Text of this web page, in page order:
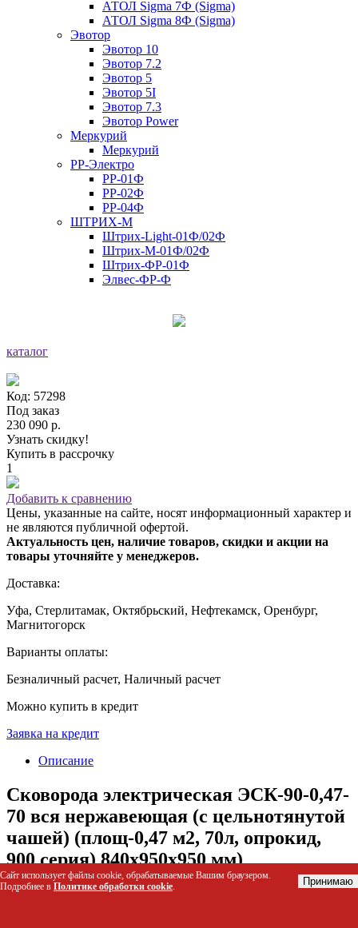
АТОЛ Sigma 7Ф (Sigma)
АТОЛ Sigma 8Ф (Sigma)
Эвотор
Эвотор 10
Эвотор 7.2
Эвотор 5
Эвотор 5I
Эвотор 7.3
Эвотор Power
Меркурий
Меркурий
РР-Электро
РР-01Ф
РР-02Ф
РР-04Ф
ШТРИХ-М
Штрих-Light-01Ф/02Ф
Штрих-М-01Ф/02Ф
Штрих-ФР-01Ф
Элвес-ФР-Ф
каталог
Код: 57298
Под заказ
230 090 р.
Узнать скидку!
Купить в рассрочку
1
Добавить к сравнению
Цены, указанные на сайте, носят информационный характер и
не являются публичной офертой.
Актуальность цен, наличие товаров, скидки и акции на
товары уточняйте у менеджеров.
Доставка:
Уфа, Стерлитамак, Октябрьский, Нефтекамск, Оренбург,
Магнитогорск
Варианты оплаты:
Безналичный расчет, Наличный расчет
Можно купить в кредит
Заявка на кредит
Описание
Сковорода электрическая ЭСК-90-0,47-
70 вся нержавеющая (с цельнотянутой
чашей) (площ-0,47 м2, 70л, опрокид,
900 серия) 840x950x950 мм)
Электрическая сковорода ЭСК-90-0,47-70 представляет собой
Сайт использует файлы cookie, обрабатываемые Вашим браузером.
Подробнее в Политике обработки cookie. Принимаю